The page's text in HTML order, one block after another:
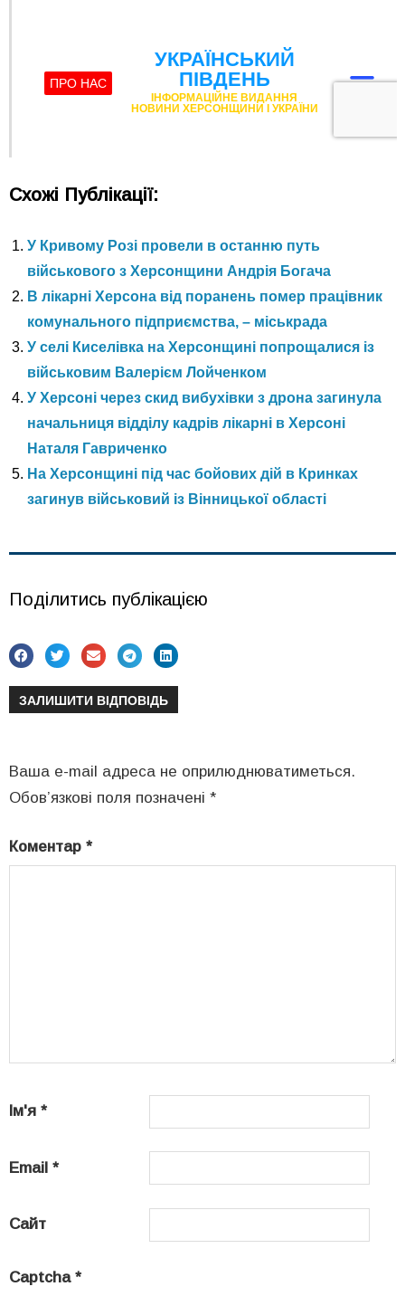
Схожі Публікації:
У Кривому Розі провели в останню путь
військового з Херсонщини Андрія Богача
В лікарні Херсона від поранень помер працівник
комунального підприємства, – міськрада
У селі Киселівка на Херсонщині попрощалися із
військовим Валерієм Лойченком
У Херсоні через скид вибухівки з дрона загинула
начальниця відділу кадрів лікарні в Херсоні
Наталя Гавриченко
На Херсонщині під час бойових дій в Кринках
загинув військовий із Вінницької області
Поділитись публікацією
ЗАЛИШИТИ ВІДПОВІДЬ
Ваша e-mail адреса не оприлюднюватиметься.
Обов’язкові поля позначені *
Коментар *
Ім'я *
Email *
Сайт
Captcha *